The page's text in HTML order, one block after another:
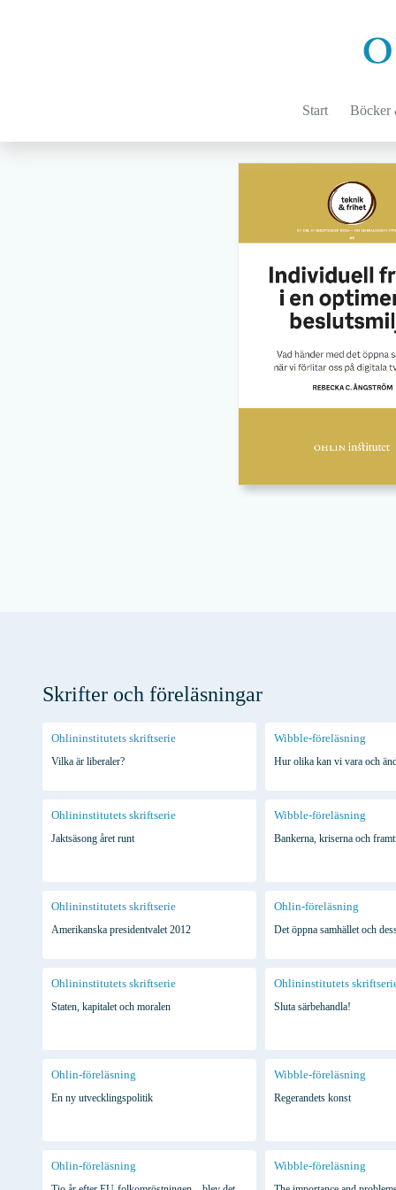
Start Böcker
Skrifter och föreläsningar
Ohlininstitutets skriftserie
Vilka är liberaler?
Wibble-föreläsning
Hur olika kan vi vara och
Ohlininstitutets skriftserie
Jaktsäsong året runt
Wibble-föreläsning
Bankerna, kriserna och
Ohlininstitutets skriftserie
Amerikanska presidentvalet 2012
Ohlin-föreläsning
Det öppna samhället och
Ohlininstitutets skriftserie
Staten, kapitalet och moralen
Ohlininstitutets
Sluta särbehandla!
Ohlin-föreläsning
En ny utvecklingspolitik
Wibble-föreläsning
Regerandets konst
Ohlin-föreläsning Wibble-föreläsning